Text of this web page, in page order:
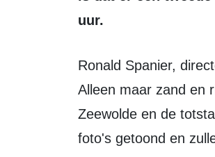
uur.
Ronald Spanier, directeur van Landschapsbeheer Flevoland en uitgever van
Alleen maar zand en
Zeewolde en de
foto's getoond en